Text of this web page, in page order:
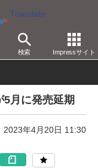
Translate
検索 Impressサイト
月に発売延期
2023年4月20日 11:30